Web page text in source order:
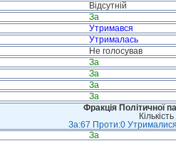
Відсутній
За
Утримався
Утрималась
Не голосував
За
За
За
За
Фракція
За:67 Проти:0
За